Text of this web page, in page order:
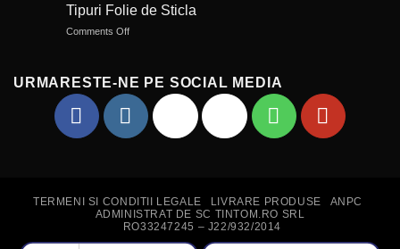
Laptopul
(Coronavirus)
si
Tipuri Folie de Sticla
Comments Offon
de
Sticla
URMARESTE-NE PE SOCIAL MEDIA
TERMENI SI CONDITII LEGALE LIVRARE PRODUSE
ANPC
ADMINISTRAT DE SC TINTOM.RO SRL
RO33247245 – J22/932/2014